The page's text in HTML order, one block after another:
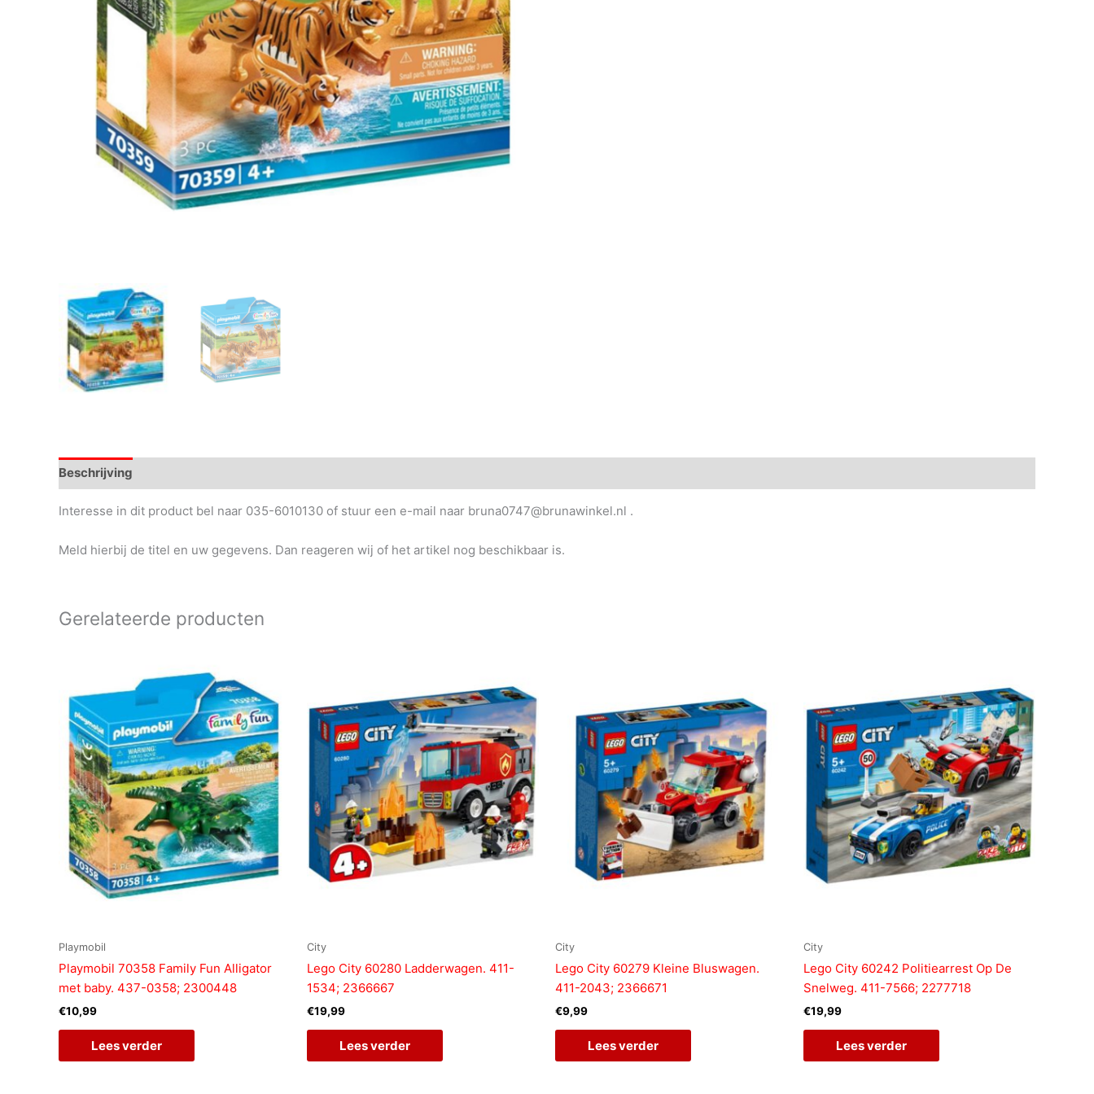
Beschrijving
Interesse in dit product bel naar 035-6010130 of stuur een e-mail naar bruna0747@brunawinkel.nl .
Meld hierbij de titel en uw gegevens. Dan reageren wij of het artikel nog beschikbaar is.
Gerelateerde producten
Playmobil
Playmobil 70358 Family Fun Alligator
met baby. 437-0358; 2300448
€10,99
Lees verder
City
Lego City 60280 Ladderwagen. 411-
1534; 2366667
€19,99
Lees verder
City
Lego City 60279 Kleine Bluswagen.
411-2043; 2366671
€9,99
Lees verder
City
Lego City 60242 Politiearrest Op De
Snelweg. 411-7566; 2277718
€19,99
Lees verder